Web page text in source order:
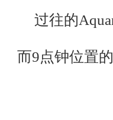
过往的
而9点钟位置